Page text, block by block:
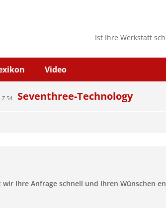
Ist Ihre Werkstatt
Video
54 Seventhree-Technology
Ihre Anfrage schnell und Ihren Wünschen